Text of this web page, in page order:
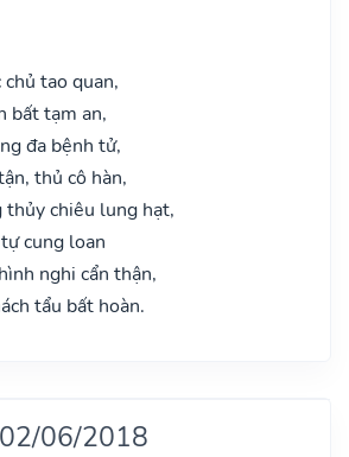
tao quan,
bất tạm an,
đa bệnh tử,
thủ cô hàn,
thủy chiêu lung hạt,
cung loan
nghi cẩn thận,
tẩu bất hoàn.
06/2018